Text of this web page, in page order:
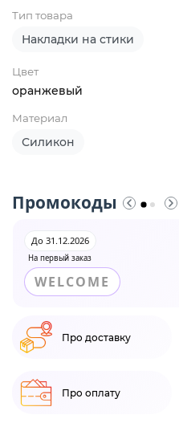
Тип товара
Накладки на стики
Цвет
оранжевый
Материал
Силикон
Промокоды
На первый заказ
До 31.12.2026
WELCOME
Про доставку
Про оплату